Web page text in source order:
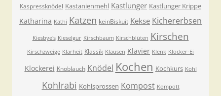
Kaspressknödel Kastanienmehl Kastlunger Kastlunger Krippe
Katharina Kathi Katzen keinBiskuit Kekse Kichererbsen
Kiesbye's Kieselgur Kirschbaum Kirschblüten Kirschen
Kirschzweige Klarheit Klassik Klausen Klavier Klenk Klocker-Ei
Klockerei Knoblauch Knödel Kochen Kochkurs Kohl
Kohlrabi Kohlsprossen Kompost Kompott